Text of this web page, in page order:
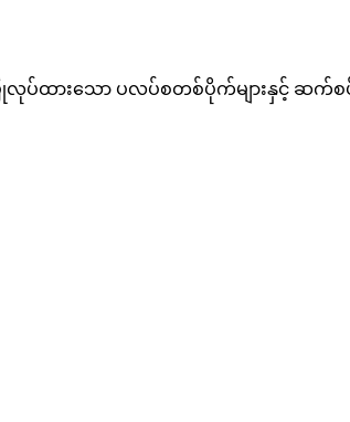
ပ်ထားသော ပလပ်စတစ်ပိုက်များနှင့် ဆက်စ